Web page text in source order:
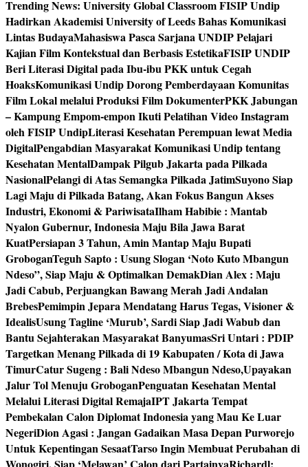
Trending News: University Global Classroom FISIP Undip
Hadirkan Akademisi University of Leeds Bahas Komunikasi
Lintas BudayaMahasiswa Pasca Sarjana UNDIP Pelajari
Kajian Film Kontekstual dan Berbasis EstetikaFISIP UNDIP
Beri Literasi Digital pada Ibu-ibu PKK untuk Cegah
HoaksKomunikasi Undip Dorong Pemberdayaan Komunitas
Film Lokal melalui Produksi Film DokumenterPKK Jabungan
– Kampung Empom-empon Ikuti Pelatihan Video Instagram
oleh FISIP UndipLiterasi Kesehatan Perempuan lewat Media
DigitalPengabdian Masyarakat Komunikasi Undip tentang
Kesehatan MentalDampak Pilgub Jakarta pada Pilkada
NasionalPelangi di Atas Semangka Pilkada JatimSuyono Siap
Lagi Maju di Pilkada Batang, Akan Fokus Bangun Akses
Industri, Ekonomi & PariwisataIlham Habibie : Mantab
Nyalon Gubernur, Indonesia Maju Bila Jawa Barat
KuatPersiapan 3 Tahun, Amin Mantap Maju Bupati
GroboganTeguh Sapto : Usung Slogan ‘Noto Kuto Mbangun
Ndeso”, Siap Maju & Optimalkan DemakDian Alex : Maju
Jadi Cabub, Perjuangkan Bawang Merah Jadi Andalan
BrebesPemimpin Jepara Mendatang Harus Tegas, Visioner &
IdealisUsung Tagline ‘Murub’, Sardi Siap Jadi Wabub dan
Bantu Sejahterakan Masyarakat BanyumasSri Untari : PDIP
Targetkan Menang Pilkada di 19 Kabupaten / Kota di Jawa
TimurCatur Sugeng : Bali Ndeso Mbangun Ndeso,Upayakan
Jalur Tol Menuju GroboganPenguatan Kesehatan Mental
Melalui Literasi Digital RemajaIPT Jakarta Tempat
Pembekalan Calon Diplomat Indonesia yang Mau Ke Luar
NegeriDion Agasi : Jangan Gadaikan Masa Depan Purworejo
Untuk Kepentingan SesaatTarso Ingin Membuat Perubahan di